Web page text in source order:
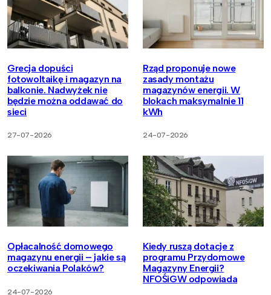
Grecja dopuści
fotowoltaikę i magazyn na
balkonie. Nadwyżek nie
będzie można oddawać do
sieci
27-07-2026
Rząd proponuje nowe
zasady montażu
magazynów energii. W
blokach maksymalnie 11
kWh
24-07-2026
Opłacalność domowego
magazynu energii – jakie są
oczekiwania Polaków?
24-07-2026
Kiedy ruszą dotacje z
programu Przydomowe
Magazyny Energii?
NFOŚiGW odpowiada